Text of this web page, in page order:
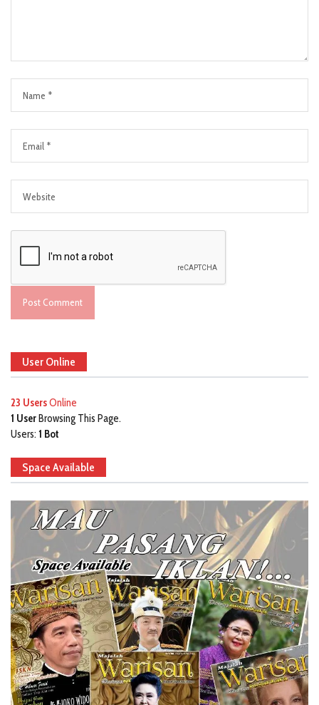
User Online
23 UsersOnline
1 User Browsing This Page.
Users: 1 Bot
Space Available